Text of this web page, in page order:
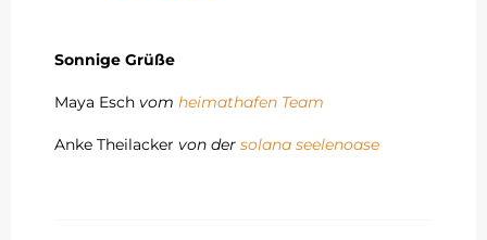
Sonnige Grüße
Maya Esch vom heimathafen Team
Anke Theilacker von der solana seelenoase